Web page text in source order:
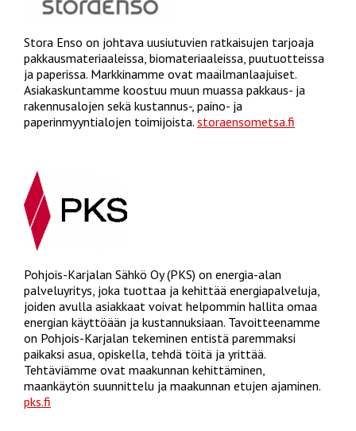
Stora Enso on johtava uusiutuvien ratkaisujen tarjoaja
pakkausmateriaaleissa, biomateriaaleissa, puutuotteissa
ja paperissa. Markkinamme ovat maailmanlaajuiset.
Asiakaskuntamme koostuu muun muassa pakkaus- ja
rakennusalojen sekä kustannus-, paino- ja
paperinmyyntialojen toimijoista. storaensometsa.fi
Pohjois-Karjalan Sähkö Oy (PKS) on energia-alan
palveluyritys, joka tuottaa ja kehittää energiapalveluja,
joiden avulla asiakkaat voivat helpommin hallita omaa
energian käyttöään ja kustannuksiaan. Tavoitteenamme
on Pohjois-Karjalan tekeminen entistä paremmaksi
paikaksi asua, opiskella, tehdä töitä ja yrittää.
Tehtäviämme ovat maakunnan kehittäminen,
maankäytön suunnittelu ja maakunnan etujen ajaminen.
pks.fi